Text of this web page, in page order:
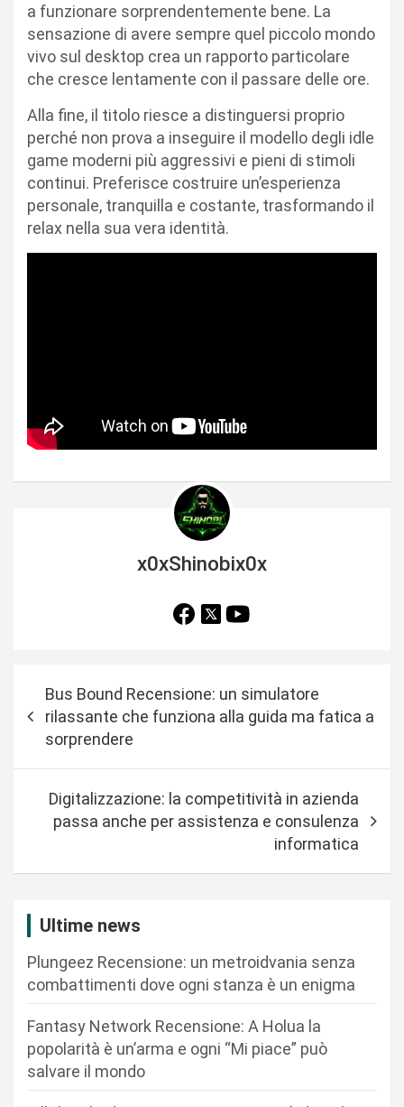
a funzionare sorprendentemente bene. La
sensazione di avere sempre quel piccolo mondo
vivo sul desktop crea un rapporto particolare
che cresce lentamente con il passare delle ore.
Alla fine, il titolo riesce a distinguersi proprio
perché non prova a inseguire il modello degli idle
game moderni più aggressivi e pieni di stimoli
continui. Preferisce costruire un’esperienza
personale, tranquilla e costante, trasformando il
relax nella sua vera identità.
x0xShinobix0x
i
i
Bus Bound Recensione: un simulatore
rilassante che funziona alla guida ma fatica a
sorprendere
Digitalizzazione: la competitività in azienda
passa anche per assistenza e consulenza
informatica
Ultime news
Plungeez Recensione: un metroidvania senza
combattimenti dove ogni stanza è un enigma
Fantasy Network Recensione: A Holua la
popolarità è un’arma e ogni “Mi piace” può
salvare il mondo